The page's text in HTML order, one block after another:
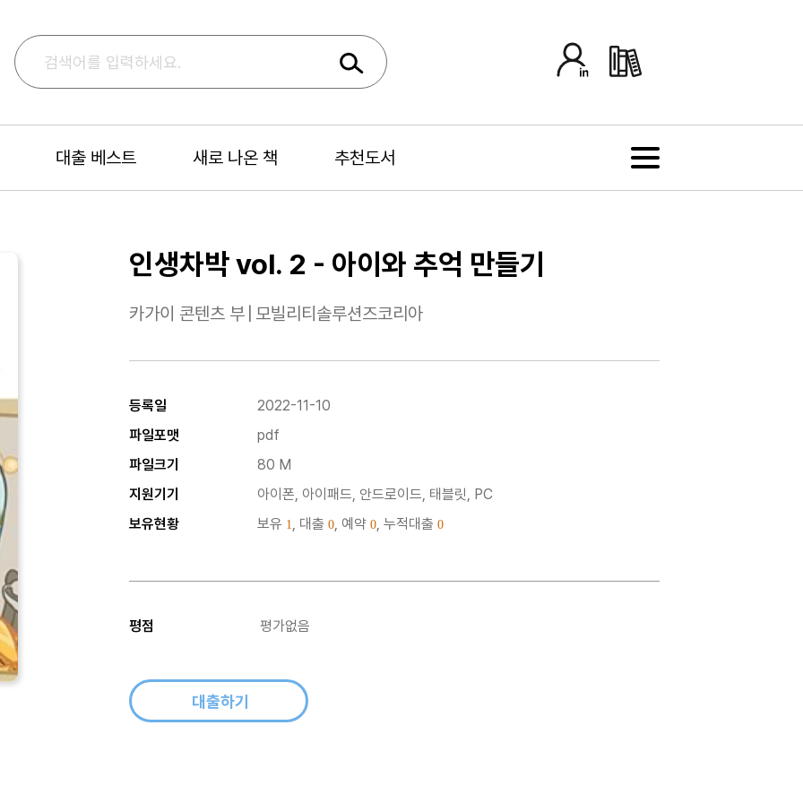
대출 베스트 새로 나온 책 추천도서
인생차박 vol. 2 - 아이와 추억 만들기
카가이 콘텐츠 부 모빌리티솔루션즈코리아
등록일
2022-11-10
파일포맷
pdf
파일크기
80 M
지원기기
아이폰, 아이패드, 안드로이드, 태블릿, PC
보유현황
보유 1, 대출 0, 예약 0, 누적대출 0
평점 평가없음
대출하기